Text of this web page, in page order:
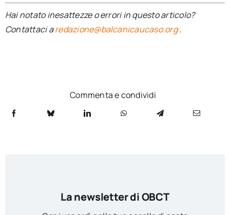
Hai notato inesattezze o errori in questo articolo?
Contattaci aredazione@balcanicaucaso.org.
Commenta e condividi
La newsletter di OBCT